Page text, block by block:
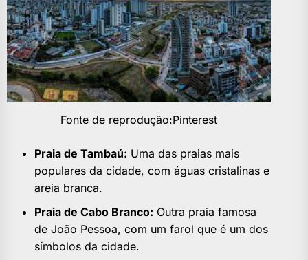
Fonte de reprodução:Pinterest
Praia de Tambaú: Uma das praias mais
populares da cidade, com águas cristalinas e
areia branca.
Praia de Cabo Branco: Outra praia famosa
de João Pessoa, com um farol que é um dos
símbolos da cidade.